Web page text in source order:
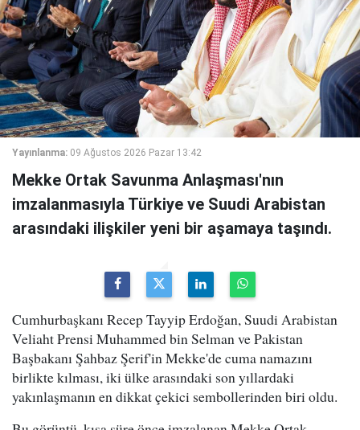
Yayınlanma: 09 Ağustos 2026 Pazar 13:42
Mekke Ortak Savunma Anlaşması'nın
imzalanmasıyla Türkiye ve Suudi Arabistan
arasındaki ilişkiler yeni bir aşamaya taşındı.
Cumhurbaşkanı Recep Tayyip Erdoğan, Suudi Arabistan
Veliaht Prensi Muhammed bin Selman ve Pakistan
Başbakanı Şahbaz Şerif'in Mekke'de cuma namazını
birlikte kılması, iki ülke arasındaki son yıllardaki
yakınlaşmanın en dikkat çekici sembollerinden biri oldu.